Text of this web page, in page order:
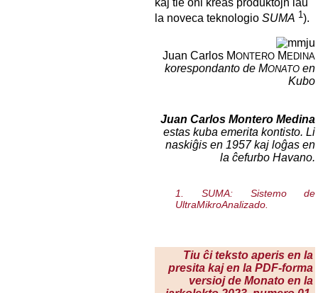
kaj tie oni kreas produktojn laŭ
la noveca teknologioSUMA 1).
Juan Carlos MONTERO M EDINA
korespondanto de MONATO en
Kubo
Juan Carlos Montero Medina
estas kuba emerita kontisto. Li
naskiĝis en 1957 kaj loĝas en
la ĉefurbo Havano.
1. SUMA: Sistemo de
UltraMikroAnalizado.
Tiu ĉi teksto aperis en la
presita kaj en la PDF-forma
versioj de Monato en la